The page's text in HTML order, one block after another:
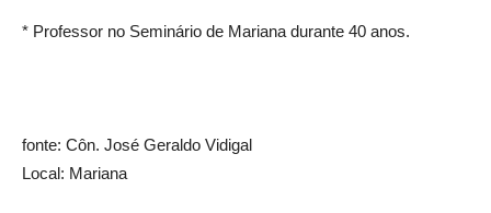
* Professor no Seminário de Mariana durante 40 anos.
fonte: Côn. José Geraldo Vidigal
Local: Mariana